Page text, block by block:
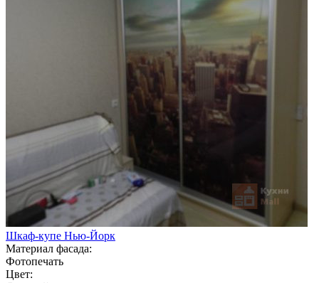
Шкаф-купе Нью-Йорк
Материал фасада:
Фотопечать
Цвет: